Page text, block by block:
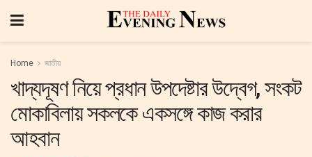
Home জাতীয়
খাদ্যদূষণ নিয়ে প্রধান উপদেষ্টার উদ্বেগ, সংকট
মোকাবিলায় সকলকে একসঙ্গে কাজ করার
আহবান